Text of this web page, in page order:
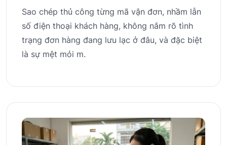
Sao chép thủ công từng mã vận đơn, nhầm lẫn
số điện thoại khách hàng, không nắm rõ tình
trạng đơn hàng đang lưu lạc ở đâu, và đặc biệt
là sự mệt mỏi m.